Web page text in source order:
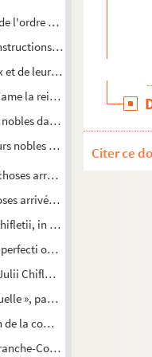
l'ordre de la Toison d'or
héraldiques
et de leur couleur selon les
la reine Jeanne de
dames chanoinesses
nobles chanoinesses de
arrivées à la cour du
arrivées à la cour de
in suprema
oratoris : hujus operis
Chifletii, Balernae abbatis
», par Jules Chiflet, abbé
de la comté de Bourgogne
Comté, par Jules Chiflet
Citer ce